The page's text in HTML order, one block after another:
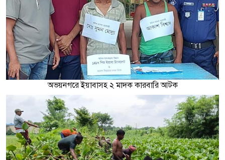
অভয়নগরে ইয়াবাসহ ২ মাদক কারবারি আটক